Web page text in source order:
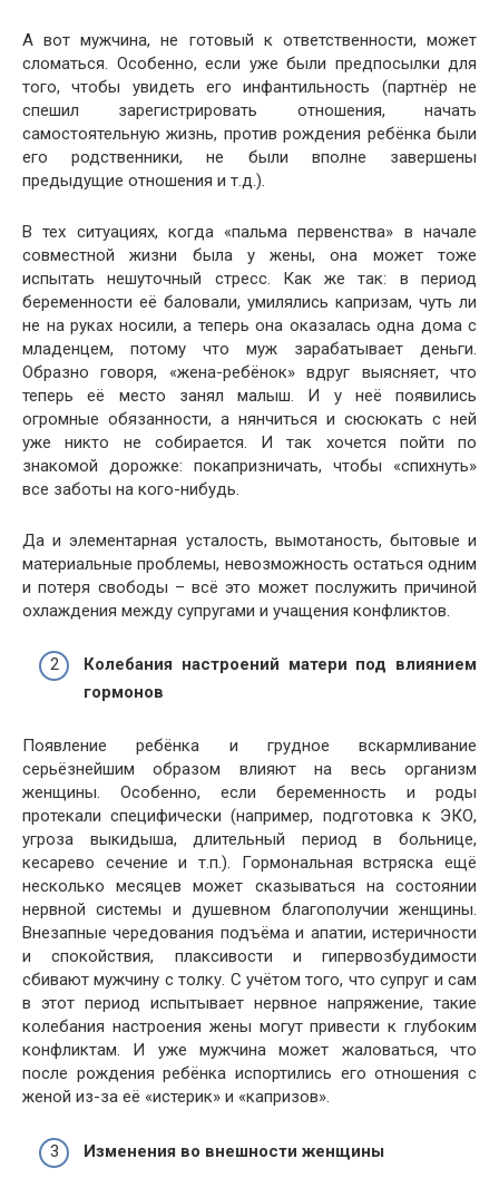
А вот мужчина, не готовый к ответственности, может
сломаться. Особенно, если уже были предпосылки для
того, чтобы увидеть его инфантильность (партнёр не
спешил зарегистрировать отношения, начать
самостоятельную жизнь, против рождения ребёнка были
его родственники, не были вполне завершены
предыдущие отношения и т.д.).
В тех ситуациях, когда «пальма первенства» в начале
совместной жизни была у жены, она может тоже
испытать нешуточный стресс. Как же так: в период
беременности её баловали, умилялись капризам, чуть ли
не на руках носили, а теперь она оказалась одна дома с
младенцем, потому что муж зарабатывает деньги.
Образно говоря, «жена-ребёнок» вдруг выясняет, что
теперь её место занял малыш. И у неё появились
огромные обязанности, а нянчиться и сюсюкать с ней
уже никто не собирается. И так хочется пойти по
знакомой дорожке: покапризничать, чтобы «спихнуть»
все заботы на кого-нибудь.
Да и элементарная усталость, вымотаность, бытовые и
материальные проблемы, невозможность остаться одним
и потеря свободы – всё это может послужить причиной
охлаждения между супругами и учащения конфликтов.
Колебания настроений матери под влиянием
гормонов
Появление ребёнка и грудное вскармливание
серьёзнейшим образом влияют на весь организм
женщины. Особенно, если беременность и роды
протекали специфически (например, подготовка к ЭКО,
угроза выкидыша, длительный период в больнице,
кесарево сечение и т.п.). Гормональная встряска ещё
несколько месяцев может сказываться на состоянии
нервной системы и душевном благополучии женщины.
Внезапные чередования подъёма и апатии, истеричности
и спокойствия, плаксивости и гипервозбудимости
сбивают мужчину с толку. С учётом того, что супруг и сам
в этот период испытывает нервное напряжение, такие
колебания настроения жены могут привести к глубоким
конфликтам. И уже мужчина может жаловаться, что
после рождения ребёнка испортились его отношения с
женой из-за её «истерик» и «капризов».
Изменения во внешности женщины